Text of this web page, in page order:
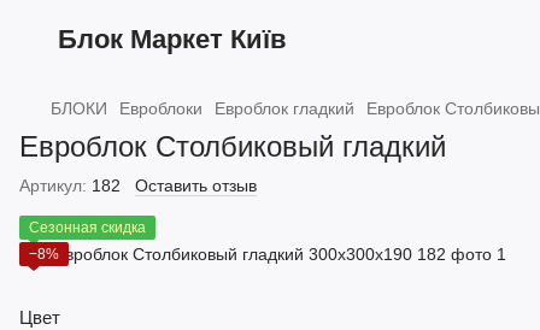
Блок Маркет Київ
БЛОКИ Евроблоки Евроблок гладкий Евроблок
Евроблок Столбиковый гладкий
Артикул: 182 Оставить отзыв
Сезонная скидка
−8%
Цвет